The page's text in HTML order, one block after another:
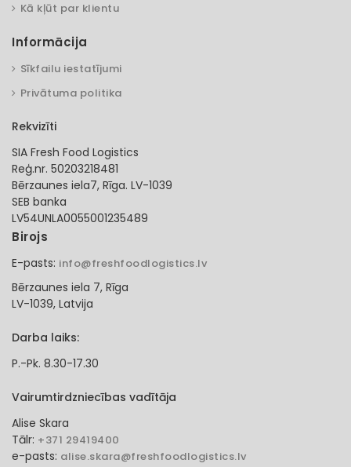
Kā kļūt par klientu
Informācija
Sīkfailu iestatījumi
Privātuma politika
Rekvizīti
SIA Fresh Food Logistics
Reģ.nr. 50203218481
Bērzaunes iela7, Rīga. LV-1039
SEB banka
LV54UNLA0055001235489
Birojs
E-pasts: info@freshfoodlogistics.lv
Bērzaunes iela 7, Rīga
LV-1039, Latvija
Darba laiks:
P.-Pk. 8.30-17.30
Vairumtirdzniecības vadītāja
Alise Skara
Tālr: +371 29419400
e-pasts: alise.skara@freshfoodlogistics.lv